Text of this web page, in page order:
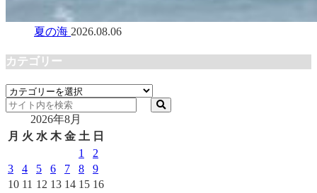
夏の海 2026.08.06
カテゴリー
カ
テ
リ
2026年8月
月 火 水 木 金 土 日
1
2
3
4 5 6 7 8
9
10 11 12 13 14 15 16